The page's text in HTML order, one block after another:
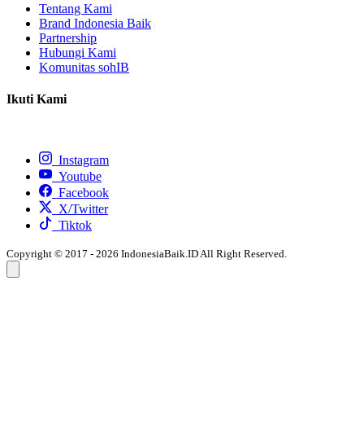
Tentang Kami
Brand Indonesia Baik
Partnership
Hubungi Kami
Komunitas sohIB
Ikuti Kami
Instagram
Youtube
Facebook
X/Twitter
Tiktok
Copyright © 2017 - 2026 IndonesiaBaik.ID All Right Reserved.